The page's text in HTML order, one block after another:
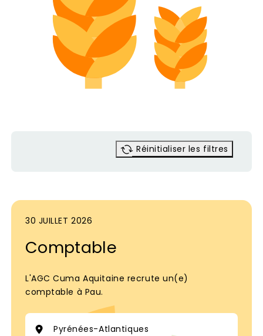
Réinitialiser les filtres
30 JUILLET 2026
Comptable
L'AGC Cuma Aquitaine recrute un(e)
comptable à Pau.
Pyrénées-Atlantiques